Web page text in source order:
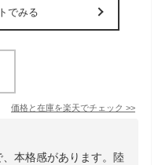
でみる
価格と在庫を楽天でチェック >>
本格感があります。陸